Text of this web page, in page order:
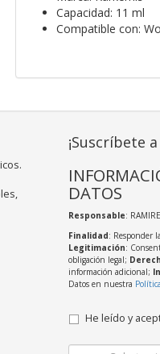
Capacidad: 11 ml
Compatible con:
¡Suscríbete
DATOS
Responsable:
Finalidad: Responder
Legitimación:
obligación legal;
información adicional;
Datos en nuestra
He leído y